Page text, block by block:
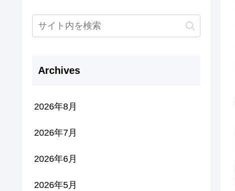
Archives
2026年8月
2026年7月
2026年6月
2026年5月